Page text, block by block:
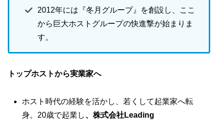
2012年には『冬月グループ』を創設し、ここ
から巨大ホストグループの快進撃が始まりま
す。
トップホストから実業家へ
ホスト時代の経験を活かし、若くして起業家へ転
身。20歳で起業し、株式会社Leading